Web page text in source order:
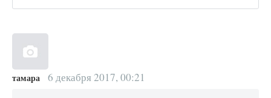
тамара 6 декабря 2017, 00:21